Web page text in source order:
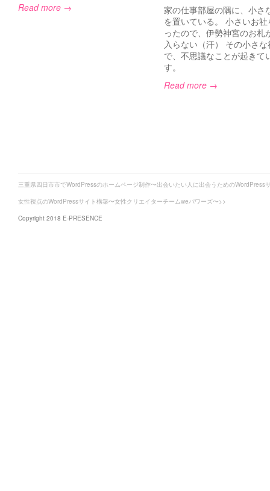
Read more →
家の仕事部屋の隅に、小さ
を置いている。 小さいお社
ったので、伊勢神宮のお札
入らない（汗） その小さな
で、不思議なことが起きて
す。
Read more →
三重県四日市市でWordPressのホームページ制作〜出会いたい人に出会うためのWordPress
女性視点のWordPressサイト構築〜女性クリエイターチームweパワーズ〜>>
Copyright 2018 E-PRESENCE